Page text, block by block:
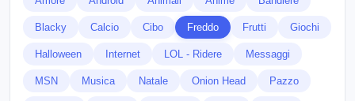
Blacky Calcio Cibo Freddo Frutti Giochi
Halloween Internet LOL - Ridere Messaggi
MSN Musica Natale Onion Head Pazzo